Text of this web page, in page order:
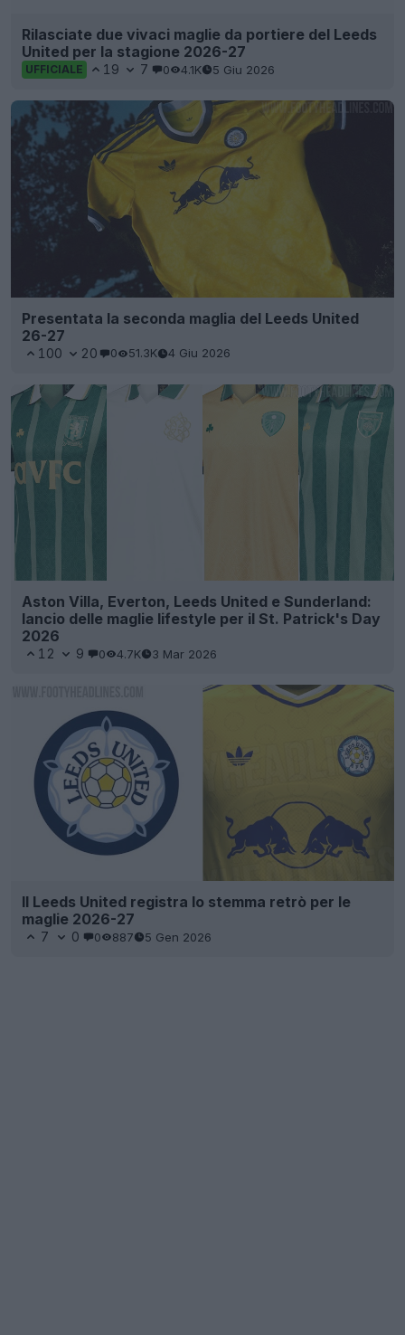
Rilasciate due vivaci maglie da portiere del Leeds
United per la stagione 2026-27
UFFICIALE 19 7 0 4.1K 5 Giu 2026
Presentata la seconda maglia del Leeds United
26-27
100 20 0 51.3K 4 Giu 2026
Aston Villa, Everton, Leeds United e Sunderland:
lancio delle maglie lifestyle per il St. Patrick's Day
2026
12 9 0 4.7K 3 Mar 2026
Il Leeds United registra lo stemma retrò per le
maglie 2026-27
7 0 0 887 5 Gen 2026